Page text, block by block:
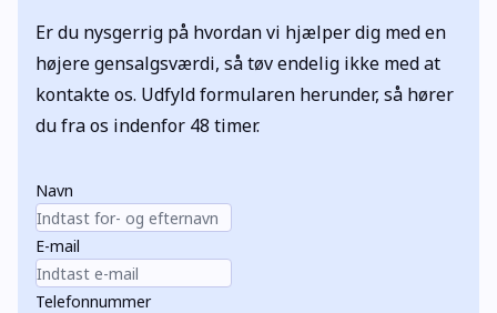
Er du nysgerrig på hvordan vi hjælper dig med en
højere gensalgsværdi, så tøv endelig ikke med at
kontakte os. Udfyld formularen herunder, så hører
du fra os indenfor 48 timer.
Navn
E-mail
Telefonnummer